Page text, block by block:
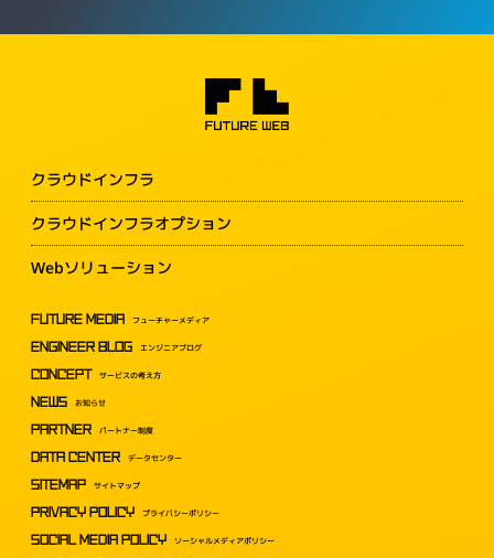
クラウドインフラ
クラウドインフラオプション
Webソリューション
FUTURE MEDIA フューチャーメディア
ENGINEER BLOG エンジニアブログ
CONCEPT サービスの考え方
NEWS お知らせ
PARTNER パートナー制度
DATA CENTER データセンター
SITEMAP サイトマップ
PRIVACY POLICY プライバシーポリシー
SOCIAL MEDIA POLICY ソーシャルメディアポリシー